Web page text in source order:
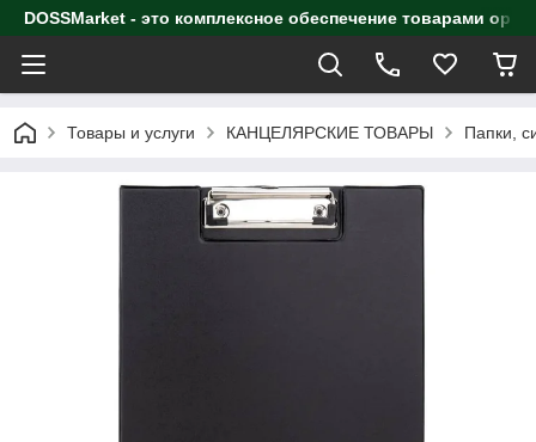
DOSSMarket - это комплексное обеспечение товарами
Товары и услуги КАНЦЕЛЯРСКИЕ ТОВАРЫ Папки,